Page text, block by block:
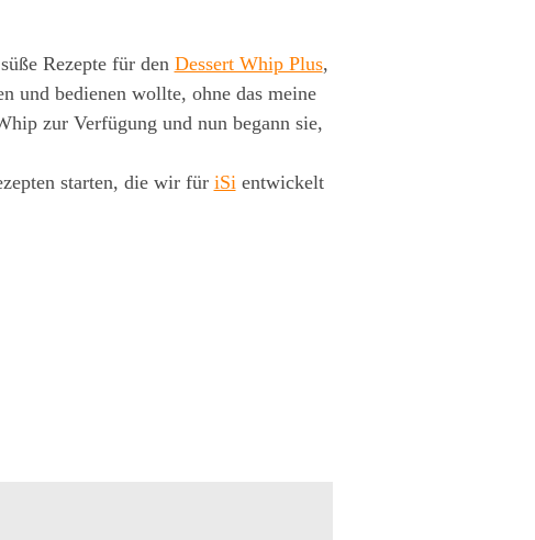
Rezepte für den Dessert Whip Plus,
und bedienen wollte, ohne das meine
zur Verfügung und nun begann sie,
starten, die wir für iSientwickelt